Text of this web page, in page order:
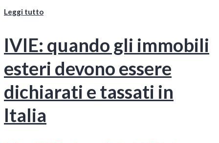
Leggi tutto
IVIE: quando gli immobili
esteri devono essere
dichiarati e tassati in
Italia